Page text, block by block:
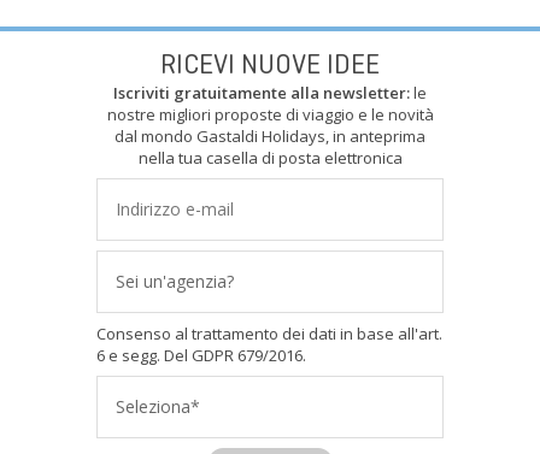
RICEVI NUOVE IDEE
Iscriviti gratuitamente alla newsletter:le
nostre migliori proposte di viaggio e le novità
dal mondo Gastaldi Holidays, in anteprima
nella tua casella di posta elettronica
Sei un'agenzia?
Consenso al trattamento dei dati in base all'art.
6 e segg. Del GDPR 679/2016.
Seleziona*